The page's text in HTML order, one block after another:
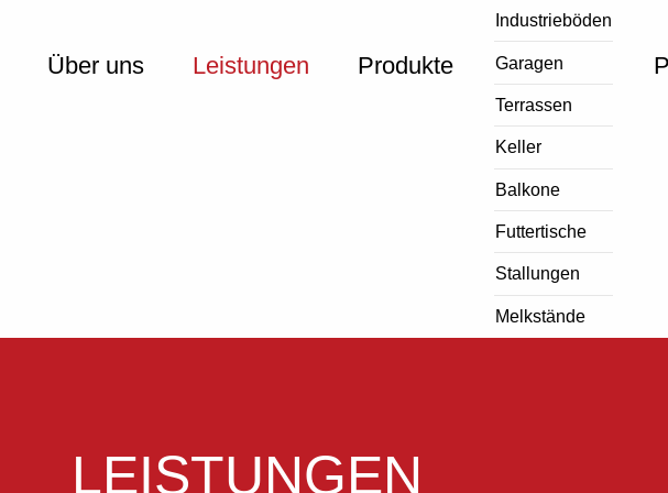
Über uns Leistungen Produkte
Industrieböden
Garagen
Terrassen
Keller
Balkone
Futtertische
Stallungen
Melkstände
LEISTUNGEN